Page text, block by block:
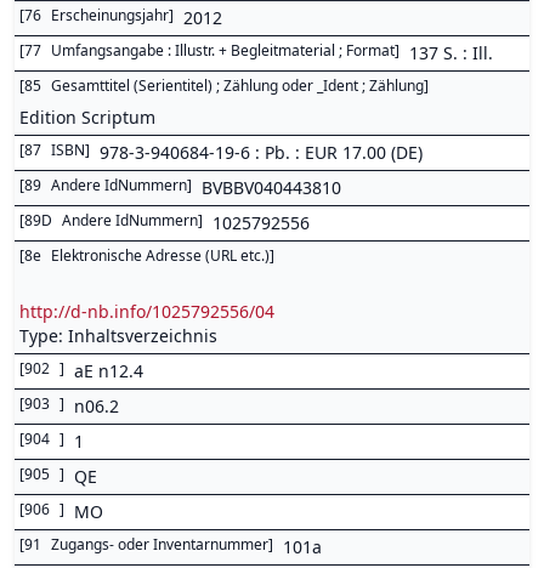
[76 Erscheinungsjahr] 2012
[77 Umfangsangabe : Illustr. + Begleitmaterial ; Format] 137 S. : Ill.
[85 Gesamttitel (Serientitel) ; Zählung oder _Ident ; Zählung]
Edition Scriptum
[87 ISBN] 978-3-940684-19-6 : Pb. : EUR 17.00 (DE)
[89 Andere IdNummern] BVBBV040443810
[89D Andere IdNummern] 1025792556
[8e Elektronische Adresse (URL etc.)]
http://d-nb.info/1025792556/04
Type: Inhaltsverzeichnis
[902 ] aE n12.4
[903 ] n06.2
[904 ] 1
[905 ] QE
[906 ] MO
[91 Zugangs- oder Inventarnummer] 101a